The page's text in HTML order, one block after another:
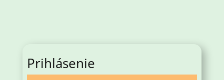
Prihlásenie